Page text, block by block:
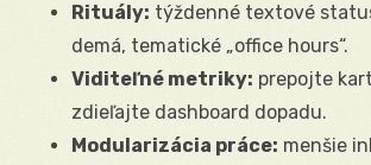
Rituály: týždenné textové
demá, tematické „office hours“.
Viditeľné metriky: prepojte
zdieľajte dashboard dopadu.
Modularizácia práce: menšie